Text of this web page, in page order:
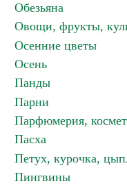
Обезьяна
Овощи, фрукты,
Осенние цветы
Осень
Панды
Парни
Парфюмерия,
Пасха
Петух, курочка,
Пингвины